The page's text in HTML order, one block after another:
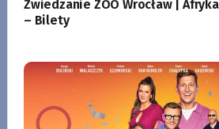
Zwiedzanie ZOO Wrocław |
– Bilety